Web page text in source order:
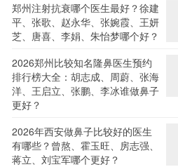
郑州注射抗衰哪个医生最好？徐建
平、张歌、赵永华、张婉霞、王妍
芝、唐喜、李娟、朱怡梦哪个好？
2026郑州比较知名隆鼻医生预约
排行榜大全：胡志成、周蔚、张海
洋、王启立、张鹏、李冰谁做鼻子
更好？
2026年西安做鼻子比较好的医生
有哪些？曾熬、霍玉旺、房志强、
蒋立、刘宝军哪个更好？